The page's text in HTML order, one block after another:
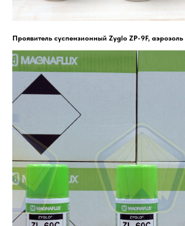
Проявитель суспензионный Zyglo ZP-9F,